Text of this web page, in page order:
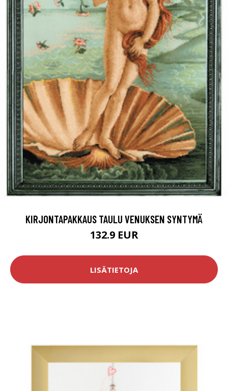
KIRJONTAPAKKAUS TAULU VENUKSEN SYNTYMÄ
132.9 EUR
LISÄTIETOJA